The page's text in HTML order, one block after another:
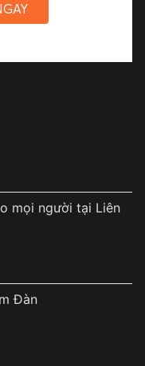
mọi người tại Liên
Đàn